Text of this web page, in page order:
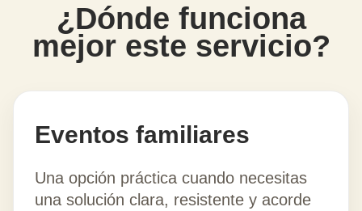
¿Dónde funciona
mejor este servicio?
Eventos familiares
Una opción práctica cuando necesitas
una solución clara, resistente y acorde